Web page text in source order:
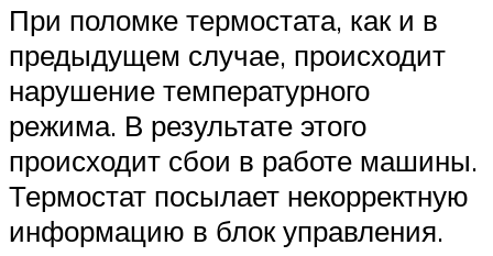
При поломке термостата, как и в
предыдущем случае, происходит
нарушение температурного
режима. В результате этого
происходит сбои в работе машины.
Термостат посылает некорректную
информацию в блок управления.